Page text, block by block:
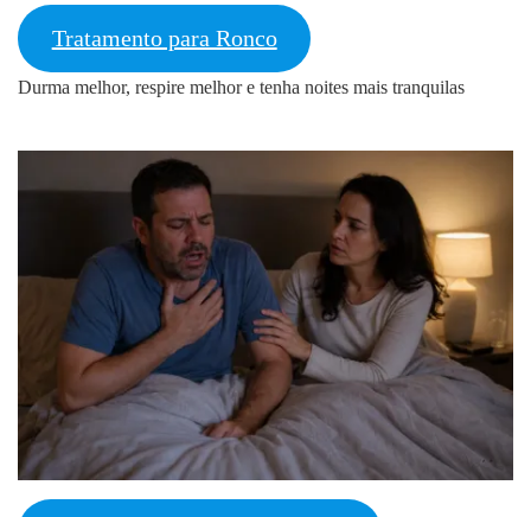
Tratamento para Ronco
Durma melhor, respire melhor e tenha noites mais tranquilas